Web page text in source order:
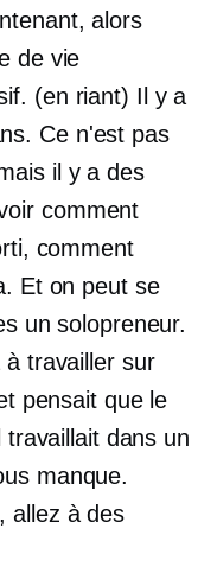
alors
de vie
(en riant) Il y a
Ce n'est pas
il y a des
comment
comment
Et on peut se
un solopreneur.
travailler sur
pensait que le
dans un
manque.
allez à des